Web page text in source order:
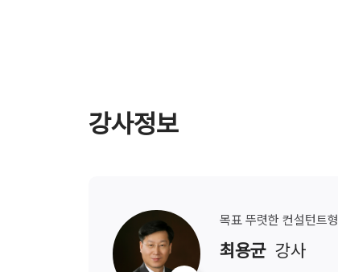
강사정보
목표 뚜렷한 컨설턴트형
최용균 강사